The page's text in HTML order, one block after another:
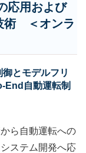
応用および
術 ＜オンラ
とモデルフリ
End自動運転制
ら自動運転への
ステム開発へ応